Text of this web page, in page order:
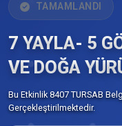
TAMAMLANDI
7 YAYLA- 5
VE DOĞA
Bu Etkinlik 8407 TURSAB
Gerçekleştirilmektedir.